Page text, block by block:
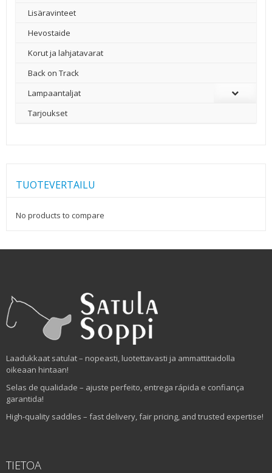
Lisäravinteet
Hevostaide
Korut ja lahjatavarat
Back on Track
Lampaantaljat
Tarjoukset
TUOTEVERTAILU
No products to compare
Laadukkaat satulat – nopeasti, luotettavasti ja ammattitaidolla
oikeaan hintaan!
Selas de qualidade – ajuste perfeito, entrega rápida e confiança
garantida!
High-quality saddles – fast delivery, fair pricing, and trusted expertise!
TIETOA